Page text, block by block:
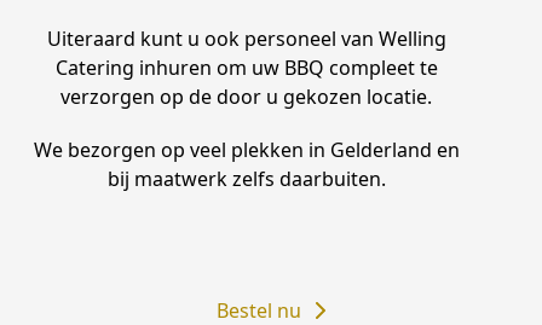
Uiteraard kunt u ook personeel van Welling
Catering inhuren om uw BBQ compleet te
verzorgen op de door u gekozen locatie.
We bezorgen op veel plekken in Gelderland en
bij maatwerk zelfs daarbuiten.
Bestel nu